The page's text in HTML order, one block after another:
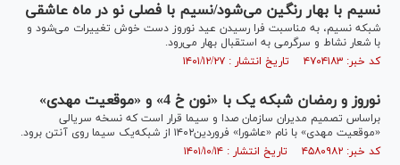
نسیم با بهار رنگین می‌شود/نسیم با فصلی نو در ماه عاشقی
شبکه نسیم، به مناسبت فرا رسیدن عید نوروز دست خوش تغییرات می‌شود و
با شعار نشاط و سرگرمی به استقبال بهار می‌رود.
کد خبر: ۴۷۰۴۱۸۳ تاریخ انتشار : ۱۴۰۱/۱۲/۲۷
نوروز و رمضان شبکه یک با «نون خ 4» و «موقعیت مهدی»
براساس تصمیم مدیران سازمان صدا و سیما قرار است که نسخه سریالی
«موقعیت مهدی» با نام «عاشورا» فروردین۱۴۰۲ از شبکه‌یک سیما روی آنتن برود.
کد خبر: ۴۵۸۰۹۸۲ تاریخ انتشار : ۱۴۰۱/۱۰/۱۴